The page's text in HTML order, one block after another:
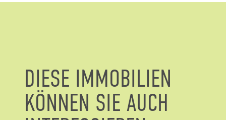
DIESE IMMOBILIEN
KÖNNEN SIE AUCH